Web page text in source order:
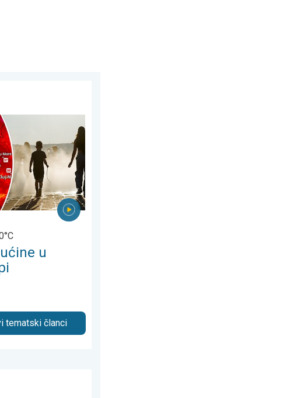
2026.Europi. Temperature iznad 40°C. . . utorak, 4. august 2026.
u
tematski članci